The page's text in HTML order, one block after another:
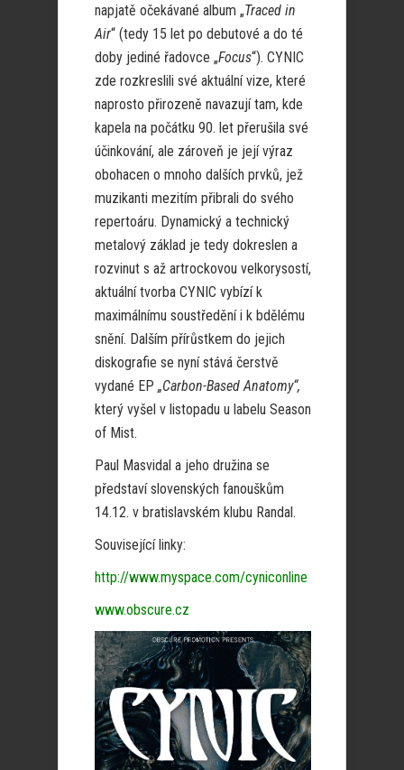
napjatě očekávané album „Traced in
Air“ (tedy 15 let po debutové a do té
doby jediné řadovce „Focus“). CYNIC
zde rozkreslili své aktuální vize, které
naprosto přirozeně navazují tam, kde
kapela na počátku 90. let přerušila své
účinkování, ale zároveň je její výraz
obohacen o mnoho dalších prvků, jež
muzikanti mezitím přibrali do svého
repertoáru. Dynamický a technický
metalový základ je tedy dokreslen a
rozvinut s až artrockovou velkorysostí,
aktuální tvorba CYNIC vybízí k
maximálnímu soustředění i k bdělému
snění. Dalším přírůstkem do jejich
diskografie se nyní stává čerstvě
vydané EP „Carbon-Based Anatomy“,
který vyšel v listopadu u labelu Season
of Mist.
Paul Masvidal a jeho družina se
představí slovenských fanouškům
14.12. v bratislavském klubu Randal.
Související linky:
http://www.myspace.com/cyniconline
www.obscure.cz